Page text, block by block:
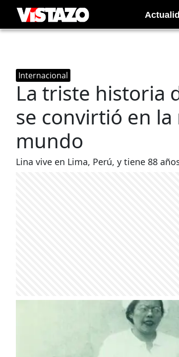
Internacional
La triste historia
se convirtió en
mundo
Lina vive en Lima, Perú, y tiene 88